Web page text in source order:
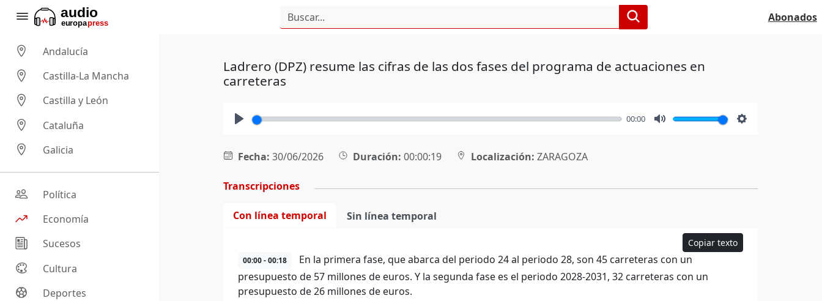
Abonados
Andalucía
Castilla-La Mancha
Castilla y León
Cataluña
Galicia
Política
Economía
Sucesos
Cultura
Deportes
Ladrero (DPZ) resume las cifras de las dos fases del programa de actuaciones en
carreteras
00:00
Fecha: 30/06/2026 Duración: 00:00:19 Localización: ZARAGOZA
Transcripciones
Con línea temporal Sin línea temporal
Copiar texto
00:00 - 00:18
En la primera fase, que abarca del periodo 24 al periodo 28, son 45 carreteras con un
presupuesto de 57 millones de euros. Y la segunda fase es el periodo 2028-2031, 32 carreteras con un
presupuesto de 26 millones de euros.